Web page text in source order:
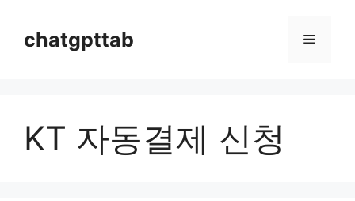
chatgpttab 메
KT 자동결제 신청